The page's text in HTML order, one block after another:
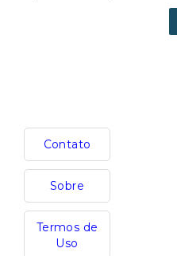
Contato
Sobre
Termos de
Uso